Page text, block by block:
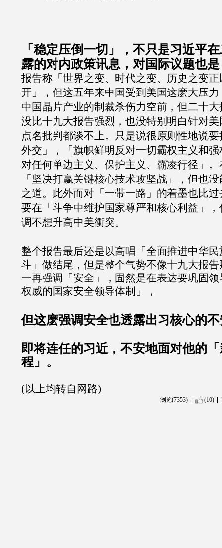
「稳定压倒一切」，不只是习近平
露的对内政策讯息，对国际议题也
报告称「世界之变、时代之变、历史之变
开」，但这五年来中国受到美国这麽大压
中国晶片产业的制裁杀伤力空前，但二十
没比十九大报告强烈，也没特别明白针对
点名批判都谈不上。只是说很原则性地说
外交」，「旗帜鲜明反对一切霸权主义和
对任何单边主义、保护主义、霸凌行径」
「坚决打赢关键核心技术攻坚战」，但也
之道。此外而对「一带一路」的着墨也比
要在「斗争中维护国家尊严和核心利益」
调不想升高中美衝突。
整个报告最后还是以高唱「全面推进中华
斗」做结尾，但是整个气势不像十九大报
一再强调「安全」，固然是在表达要巩固
权威的国家安全领导体制」，
但这麽强调安全也透露出习核心的
即将连任的习近，不安地面对他的
程」。
(以上均转自网路)
浏览(7353) (10)